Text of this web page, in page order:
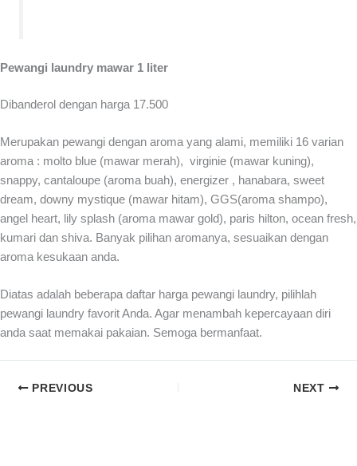
Pewangi laundry mawar 1 liter
Dibanderol dengan harga 17.500
Merupakan pewangi dengan aroma yang alami, memiliki 16 varian
aroma : molto blue (mawar merah), virginie (mawar kuning),
snappy, cantaloupe (aroma buah), energizer , hanabara, sweet
dream, downy mystique (mawar hitam), GGS(aroma shampo),
angel heart, lily splash (aroma mawar gold), paris hilton, ocean fresh,
kumari dan shiva. Banyak pilihan aromanya, sesuaikan dengan
aroma kesukaan anda.
Diatas adalah beberapa daftar harga pewangi laundry, pilihlah
pewangi laundry favorit Anda. Agar menambah kepercayaan diri
anda saat memakai pakaian. Semoga bermanfaat.
PREVIOUS NEXT